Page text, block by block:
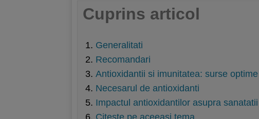
Cuprins articol
Generalitati
Recomandari
Antioxidantii si imunitatea: surse optime
Necesarul de antioxidanti
Impactul antioxidantilor asupra sanatatii
Citeste pe aceeasi tema